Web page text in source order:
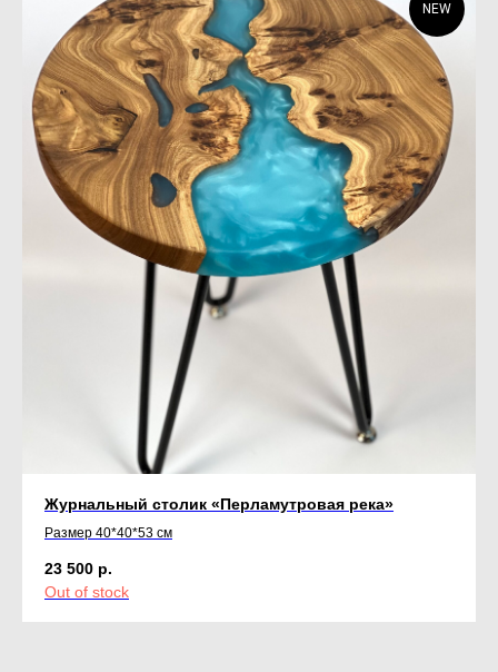
NEW
Журнальный столик «Перламутровая река»
Размер 40*40*53 см
23 500 р.
Out of stock